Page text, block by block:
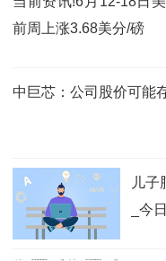
前周上涨3.68美分/磅
中巨芯：公司股价可能
儿子
_今